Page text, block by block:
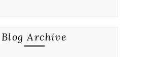
Blog Archive